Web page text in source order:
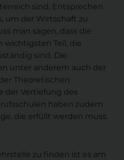
sind. Entsprechen
um der Wirtschaft zu
man sagen, dass die
wichtigsten Teil, die
sind. Die
unter anderem auch der
Theoretischen
der Vertiefung des
haben zudem
die erfüllt werden muss.
zu finden ist es am